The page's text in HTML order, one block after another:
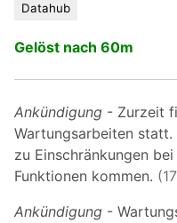
Datahub
Gelöst nach 60m
Ankündigung - Zurzeit
Wartungsarbeiten statt.
zu Einschränkungen
Funktionen kommen.
Ankündigung -